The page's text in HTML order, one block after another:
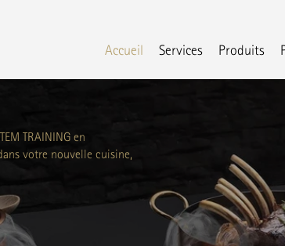
Accueil Services Produits
TRAINING en
votre nouvelle cuisine,